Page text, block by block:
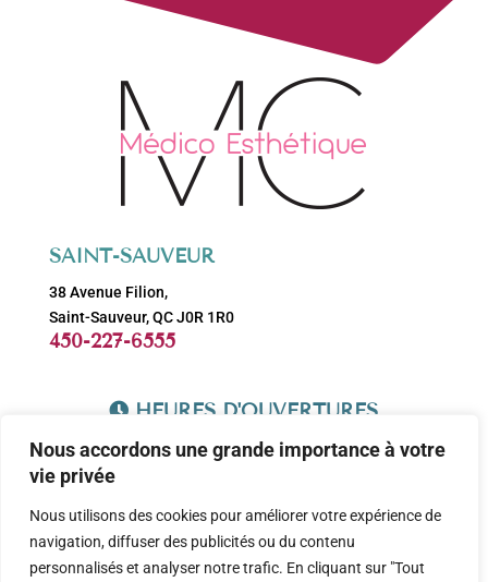
Nous accordons une grande importance à votre
vie privée
Nous utilisons des cookies pour améliorer votre expérience de
navigation, diffuser des publicités ou du contenu
personnalisés et analyser notre trafic. En cliquant sur "Tout
SAINT-SAUVEUR
38 Avenue Filion,
Saint-Sauveur, QC J0R 1R0
450-227-6555
HEURES D'OUVERTURES
Lundi: 9h-17h
Jeudi: 9h-20h
Vendredi: 9h-16h